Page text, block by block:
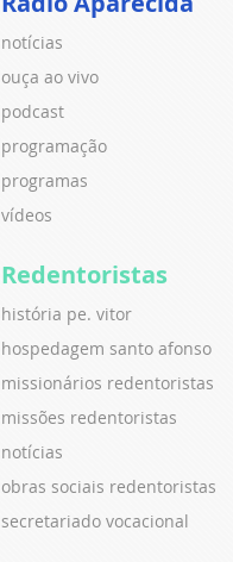
notícias
ouça ao vivo
podcast
programação
programas
vídeos
Redentoristas
história pe. vitor
hospedagem santo afonso
missionários redentoristas
missões redentoristas
notícias
obras sociais redentoristas
secretariado vocacional